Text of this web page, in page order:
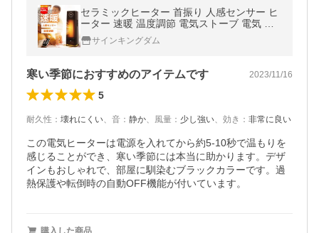
セラミックヒーター 首振り 人感センサー ヒ
ーター 速暖 温度調節 電気ストーブ 電気 フ
ァンヒーター リモコン 小型 4段階切替 足元
暖房 リビング 洗面所 節電
サインキングダム
寒い季節におすすめのアイテムです 2023/11/16
5
耐久性 ： 壊れにくい、 音 ： 静か、 風量 ： 少し強い、 効き ： 非常に良い
この電気ヒーターは電源を入れてから約5-10秒で温もりを
感じることができ、寒い季節には本当に助かります。デザ
インもおしゃれで、部屋に馴染むブラックカラーです。過
熱保護や転倒時の自動OFF機能が付いています。
購入した商品